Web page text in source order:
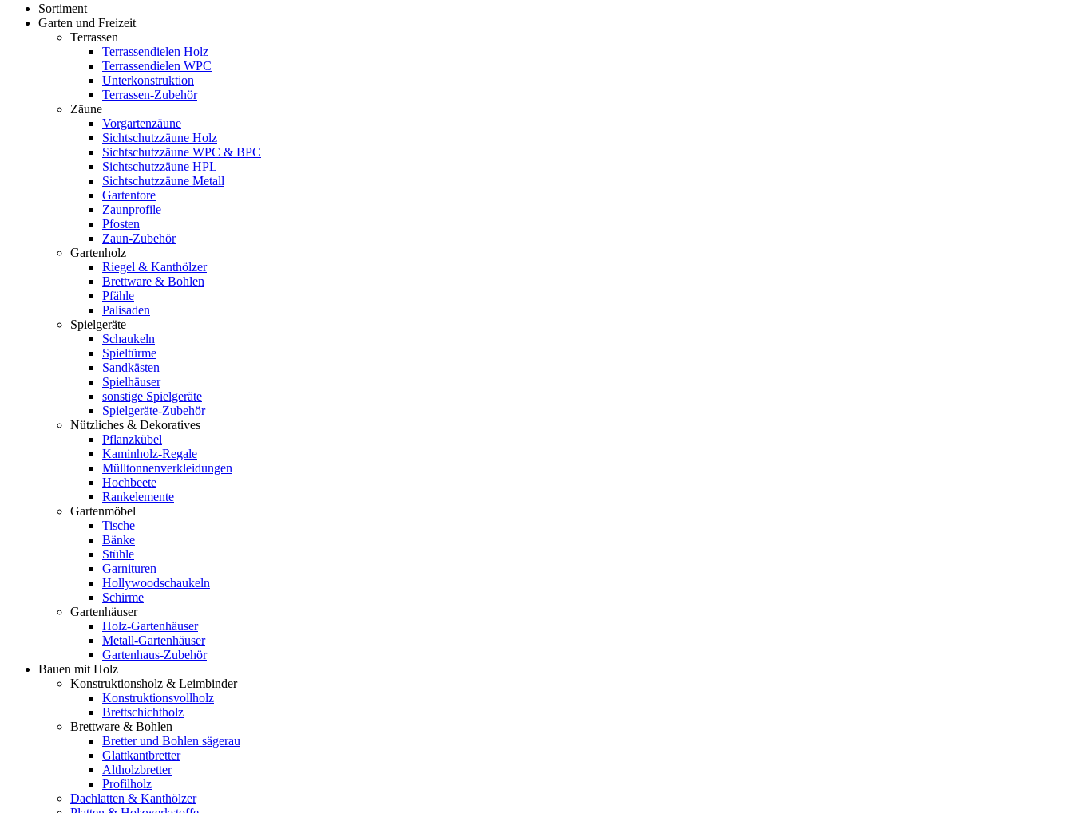
Sortiment
Garten und Freizeit
Terrassen
Terrassendielen Holz
Terrassendielen WPC
Unterkonstruktion
Terrassen-Zubehör
Zäune
Vorgartenzäune
Sichtschutzzäune Holz
Sichtschutzzäune WPC & BPC
Sichtschutzzäune HPL
Sichtschutzzäune Metall
Gartentore
Zaunprofile
Pfosten
Zaun-Zubehör
Gartenholz
Riegel & Kanthölzer
Brettware & Bohlen
Pfähle
Palisaden
Spielgeräte
Schaukeln
Spieltürme
Sandkästen
Spielhäuser
sonstige Spielgeräte
Spielgeräte-Zubehör
Nützliches & Dekoratives
Pflanzkübel
Kaminholz-Regale
Mülltonnenverkleidungen
Hochbeete
Rankelemente
Gartenmöbel
Tische
Bänke
Stühle
Garnituren
Hollywoodschaukeln
Schirme
Gartenhäuser
Holz-Gartenhäuser
Metall-Gartenhäuser
Gartenhaus-Zubehör
Bauen mit Holz
Konstruktionsholz & Leimbinder
Konstruktionsvollholz
Brettschichtholz
Brettware & Bohlen
Bretter und Bohlen sägerau
Glattkantbretter
Altholzbretter
Profilholz
Dachlatten & Kanthölzer